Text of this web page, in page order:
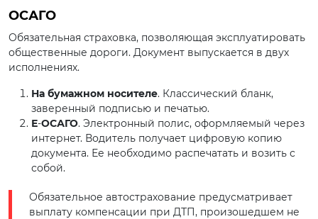
ОСАГО
Обязательная страховка, позволяющая эксплуатировать
общественные дороги. Документ выпускается в двух
исполнениях.
На бумажном носителе. Классический бланк,
заверенный подписью и печатью.
Е-ОСАГО. Электронный полис, оформляемый через
интернет. Водитель получает цифровую копию
документа. Ее необходимо распечатать и возить с
собой.
Обязательное автострахование предусматривает
выплату компенсации при ДТП, произошедшем не